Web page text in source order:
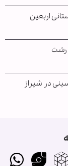
اربعین
رشت
در شیراز